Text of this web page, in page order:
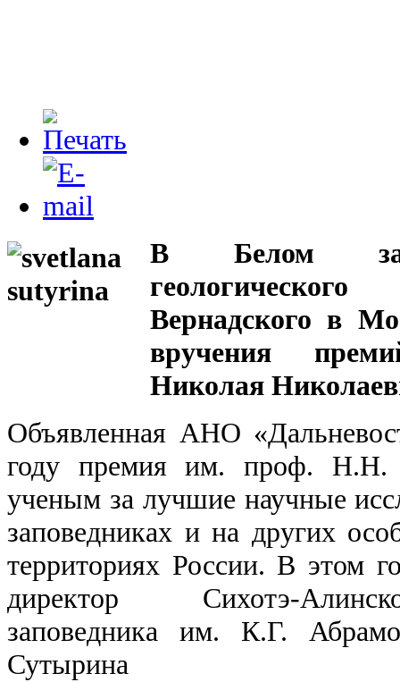
В Белом зале
Вернадского в
вручения
Николая
Объявленная АНО
году премия им. проф. Н.Н.
ученым за лучшие научные
заповедниках и на других
территориях России. В этом
директор Сихотэ-
заповедника им. К.Г.
Сутырина